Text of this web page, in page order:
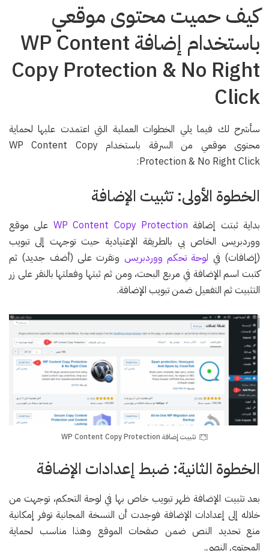
كيف حميت محتوى موقعي
باستخدام إضافة WP Content
Copy Protection & No Right
Click
سأشرح لك فيما يلي الخطوات العملية التي اعتمدت عليها لحماية
محتوى موقعي من السرقة باستخدام WP Content Copy
Protection & No Right Click:
الخطوة الأولى: تثبيت الإضافة
بداية ثبتت إضافة WP Content Copy Protection على موقع
ووردبريس الخاص بي بالطريقة الإعتيادية حيث توجهت إلى تبويب
(إضافات) في لوحة تحكم ووردبريس ونقرت على (أضف جديد) ثم
كتبت اسم الإضافة في مربع البحث، ومن ثم ثبتها وفعلتها بالنقر على زر
التثبيت ثم التفعيل ضمن تبويب الإضافة.
تثبيت إضافة WP Content Copy Protection
الخطوة الثانية: ضبط إعدادات الإضافة
بعد تثبيت الإضافة ظهر تبويب خاص بها في لوحة التحكم، توجهت من
خلاله إلى إعدادات الإضافة فوجدت أن النسخة المجانية توفر إمكانية
منع تحديد النص ضمن صفحات الموقع وهذا مناسب لحماية
المحتوى النصي.